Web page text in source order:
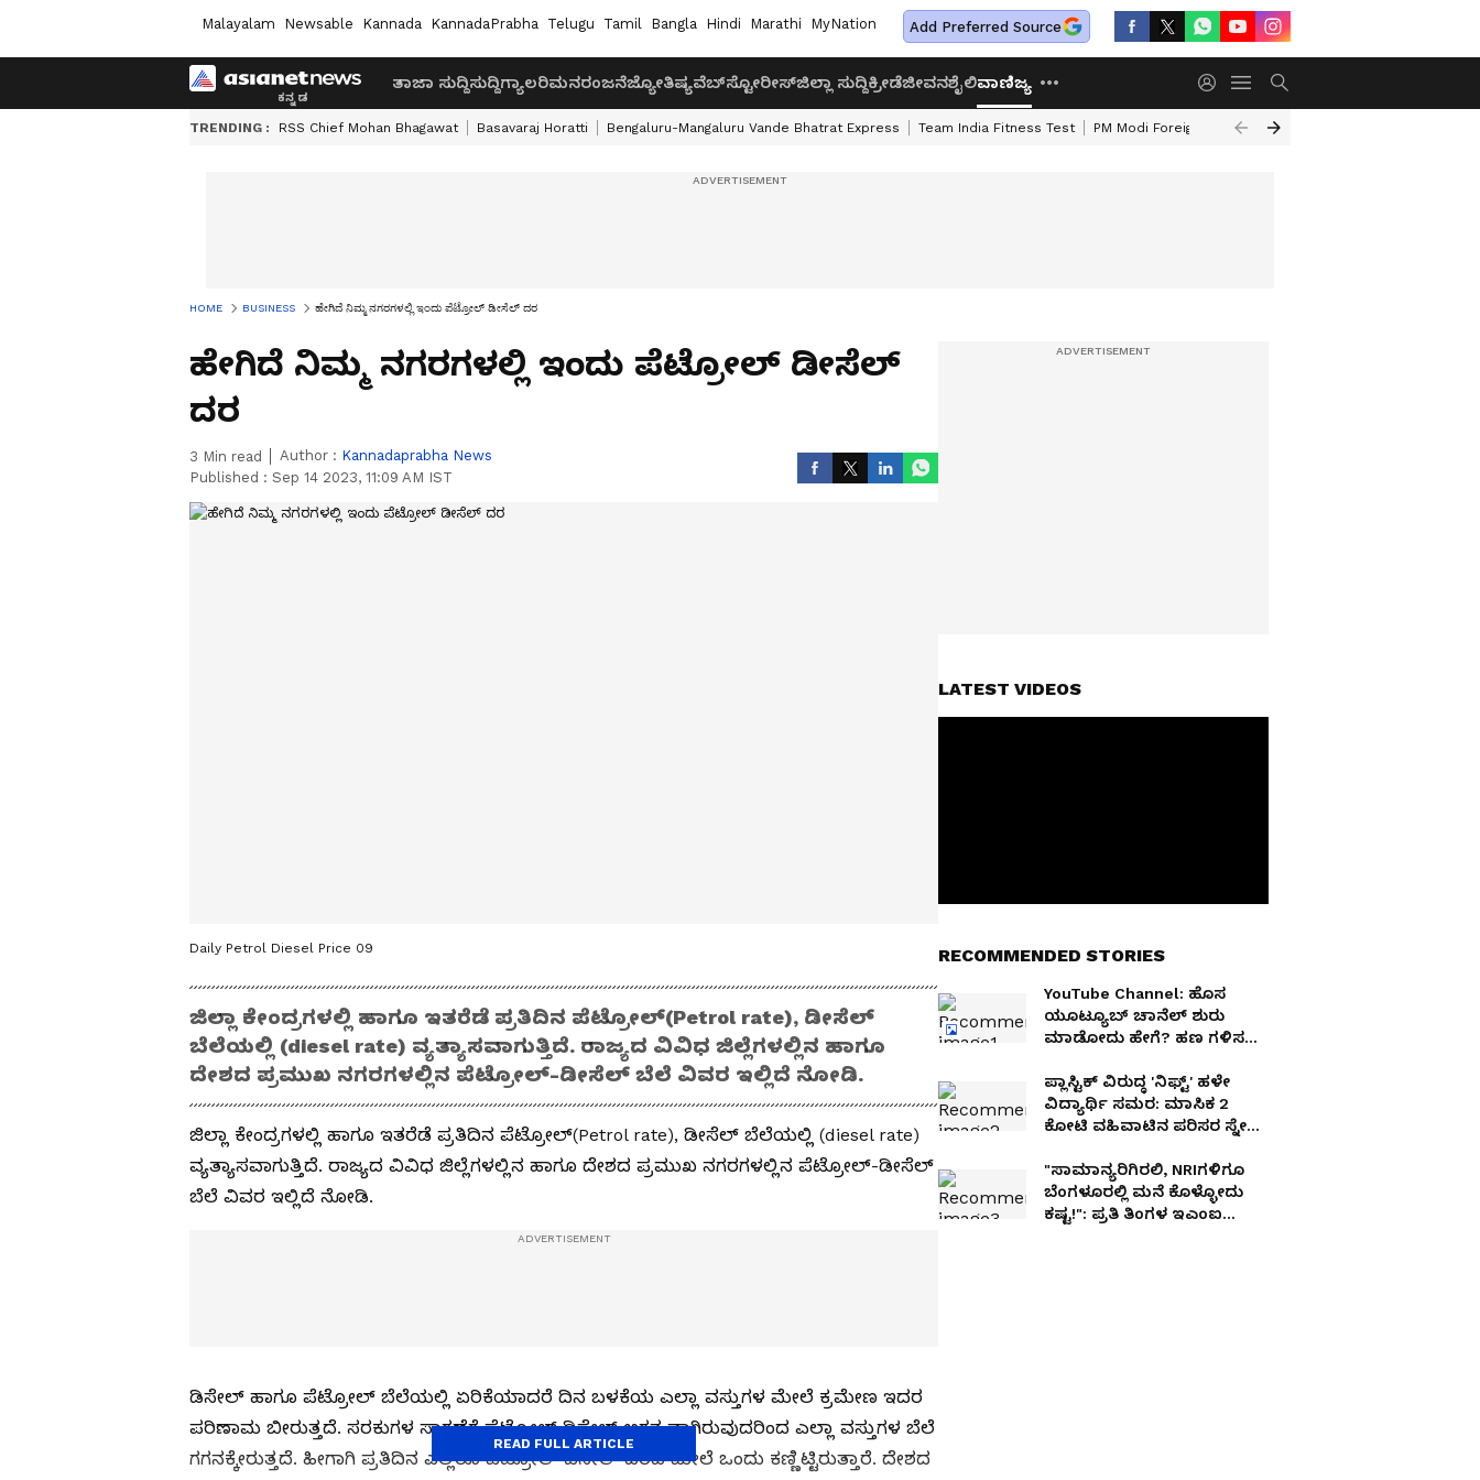
Malayalam Newsable Kannada KannadaPrabha Telugu Tamil Bangla Hindi Marathi MyNation Add Preferred Source
ತಾಜಾ ಸುದ್ದಿಸುದ್ದಿಗ್ಯಾಲರಿಮನರಂಜನೆಜ್ಯೋತಿಷ್ಯವೆಬ್‌ಸ್ಟೋರೀಸ್ಜಿಲ್ಲಾ ಸುದ್ದಿಕ್ರೀಡೆಜೀವನಶೈಲಿವಾಣಿಜ್ಯ
TRENDING : RSS Chief Mohan Bhagawat Basavaraj Horatti Bengaluru-Mangaluru Vande Bhatrat Express Team India Fitness Test PM Modi Foreign Travel Expenditure
HOME BUSINESS ಹೇಗಿದೆ ನಿಮ್ಮ ನಗರಗಳಲ್ಲಿ ಇಂದು ಪೆಟ್ರೋಲ್ ಡೀಸೆಲ್ ದರ
ಹೇಗಿದೆ ನಿಮ್ಮ ನಗರಗಳಲ್ಲಿ ಇಂದು ಪೆಟ್ರೋಲ್ ಡೀಸೆಲ್
ದರ
3 Min read Author : Kannadaprabha News
Published : Sep 14 2023, 11:09 AM IST
Daily Petrol Diesel Price 09
ಜಿಲ್ಲಾ ಕೇಂದ್ರಗಳಲ್ಲಿ ಹಾಗೂ ಇತರೆಡೆ ಪ್ರತಿದಿನ ಪೆಟ್ರೋಲ್‌(Petrol rate), ಡೀಸೆಲ್‌
ಬೆಲೆಯಲ್ಲಿ (diesel rate) ವ್ಯತ್ಯಾಸವಾಗುತ್ತಿದೆ. ರಾಜ್ಯದ ವಿವಿಧ ಜಿಲ್ಲೆಗಳಲ್ಲಿನ ಹಾಗೂ
ದೇಶದ ಪ್ರಮುಖ ನಗರಗಳಲ್ಲಿನ ಪೆಟ್ರೋಲ್-ಡೀಸೆಲ್ ಬೆಲೆ ವಿವರ ಇಲ್ಲಿದೆ ನೋಡಿ.
ಜಿಲ್ಲಾ ಕೇಂದ್ರಗಳಲ್ಲಿ ಹಾಗೂ ಇತರೆಡೆ ಪ್ರತಿದಿನ ಪೆಟ್ರೋಲ್‌(Petrol rate), ಡೀಸೆಲ್‌ ಬೆಲೆಯಲ್ಲಿ (diesel rate)
ವ್ಯತ್ಯಾಸವಾಗುತ್ತಿದೆ. ರಾಜ್ಯದ ವಿವಿಧ ಜಿಲ್ಲೆಗಳಲ್ಲಿನ ಹಾಗೂ ದೇಶದ ಪ್ರಮುಖ ನಗರಗಳಲ್ಲಿನ ಪೆಟ್ರೋಲ್-ಡೀಸೆಲ್
ಬೆಲೆ ವಿವರ ಇಲ್ಲಿದೆ ನೋಡಿ.
ಡಿಸೇಲ್ ಹಾಗೂ ಪೆಟ್ರೋಲ್ ಬೆಲೆಯಲ್ಲಿ ಏರಿಕೆಯಾದರೆ ದಿನ ಬಳಕೆಯ ಎಲ್ಲಾ ವಸ್ತುಗಳ ಮೇಲೆ ಕ್ರಮೇಣ ಇದರ
ಪರಿಣಾಮ ಬೀರುತ್ತದೆ. ಸರಕುಗಳ ಸಾಗಣೆಗೆ ಪೆಟ್ರೋಲ್ ಡಿಸೇಲ್‌ ಅಗತ್ಯವಾಗಿರುವುದರಿಂದ ಎಲ್ಲಾ ವಸ್ತುಗಳ ಬೆಲೆ
ಗಗನಕ್ಕೇರುತ್ತದೆ. ಹೀಗಾಗಿ ಪ್ರತಿದಿನ ಎಲ್ಲರೂ ಪೆಟ್ರೋಲ್ ಡಿಸೇಲ್‌ ದರದ ಮೇಲೆ ಒಂದು ಕಣ್ಣಿಟ್ಟಿರುತ್ತಾರೆ. ದೇಶದ
READ FULL ARTICLE
LATEST VIDEOS
RECOMMENDED STORIES
YouTube Channel: ಹೊಸ
ಯೂಟ್ಯೂಬ್ ಚಾನೆಲ್ ಶುರು
ಮಾಡೋದು ಹೇಗೆ? ಹಣ ಗಳಿಸಲು
ಪ್ಲಾಸ್ಟಿಕ್ ವಿರುದ್ಧ 'ನಿಫ್ಟ್' ಹಳೇ
ವಿದ್ಯಾರ್ಥಿ ಸಮರ: ಮಾಸಿಕ ₹2
ಕೋಟಿ ವಹಿವಾಟಿನ ಪರಿಸರ ಸ್ನೇಹಿ
ಅನಂತ್!
"ಸಾಮಾನ್ಯರಿಗಿರಲಿ, NRIಗಳಿಗೂ
ಬೆಂಗಳೂರಲ್ಲಿ ಮನೆ ಕೊಳ್ಳೋದು
ಕಷ್ಟ!": ಪ್ರತಿ ತಿಂಗಳ ಇಎಂಐ